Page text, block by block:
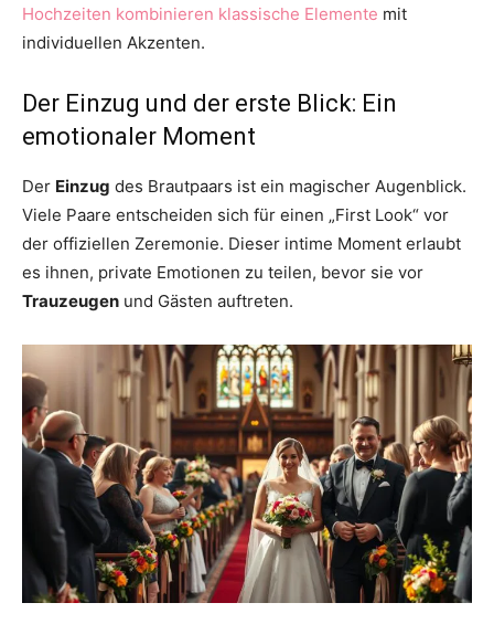
Hochzeiten kombinieren klassische Elemente mit
individuellen Akzenten.
Der Einzug und der erste Blick: Ein
emotionaler Moment
Der Einzug des Brautpaars ist ein magischer Augenblick.
Viele Paare entscheiden sich für einen „First Look“ vor
der offiziellen Zeremonie. Dieser intime Moment erlaubt
es ihnen, private Emotionen zu teilen, bevor sie vor
Trauzeugen und Gästen auftreten.